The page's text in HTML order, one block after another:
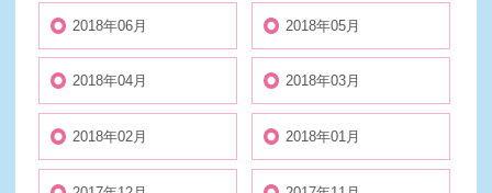
2018年06月 2018年05月
2018年04月 2018年03月
2018年02月 2018年01月